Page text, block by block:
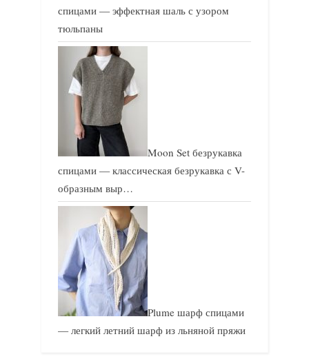
спицами — эффектная шаль с узором
тюльпаны
Moon Set безрукавка
спицами — классическая безрукавка с V-
образным выр…
Plume шарф спицами
— легкий летний шарф из льняной пряжи